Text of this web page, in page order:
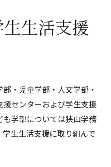
生活支援
・児童学部・人文学部・
センターおよび学生支援
学部については狭山学務
生生活支援に取り組んで